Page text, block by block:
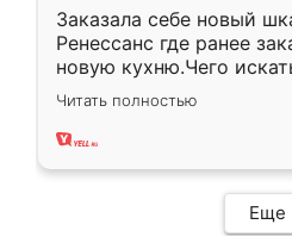
Заказала себе новый
Ренессанс где ранее
новую кухню.Чего
вполне довольна.
два года, нареканий нет.
Читать полностью
Еще